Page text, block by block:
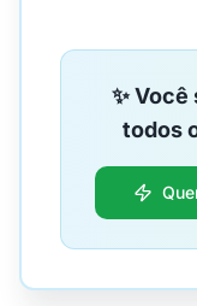
✨
todos